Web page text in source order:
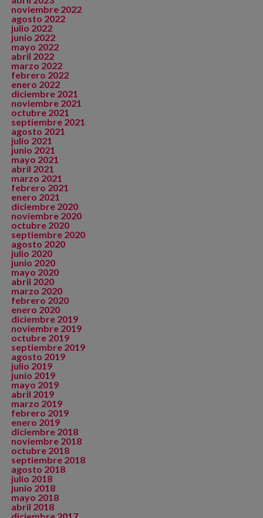
noviembre 2022
agosto 2022
julio 2022
junio 2022
mayo 2022
abril 2022
marzo 2022
febrero 2022
enero 2022
diciembre 2021
noviembre 2021
octubre 2021
septiembre 2021
agosto 2021
julio 2021
junio 2021
mayo 2021
abril 2021
marzo 2021
febrero 2021
enero 2021
diciembre 2020
noviembre 2020
octubre 2020
septiembre 2020
agosto 2020
julio 2020
junio 2020
mayo 2020
abril 2020
marzo 2020
febrero 2020
enero 2020
diciembre 2019
noviembre 2019
octubre 2019
septiembre 2019
agosto 2019
julio 2019
junio 2019
mayo 2019
abril 2019
marzo 2019
febrero 2019
enero 2019
diciembre 2018
noviembre 2018
octubre 2018
septiembre 2018
agosto 2018
julio 2018
junio 2018
mayo 2018
abril 2018